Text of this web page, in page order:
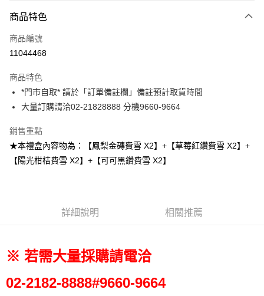
Apple Pay
街口支付
Google Pay
全盈+PAY
大哥付你分期
相關說明
1.本服務由台灣大哥大提供，台灣大哥大用戶可立即使用無須另外申請。
3.實際核准額度、可分期數及費用金額請依後續交易確認頁面所載為準。
4.訂單成立30分鐘內，如未前往確認交易或遇審核未通過，訂單將自動取
【繳款方式說明】
1.分期款項不併入電信帳單，「大哥付你分期」於每月結算日後寄送繳費提
2.透過簡訊連結打開帳單後，可選擇「超商條碼／台灣大直營門市／銀行轉
AFTEE先享後付
【「AFTEE先享後付」結帳流程】
結帳頁面，進行簡訊認證並確認金額後，即可完成結帳。
付款後全家取貨
每筆NT$70，滿NT$899(含以上)免運費
付款後7-11取貨
商品特色
商品編號
11044468
商品特色
*門市自取* 請於「訂單備註欄」備註預計取貨時間
大量訂購請洽02-21828888 分機9660-9664
銷售重點
★本禮盒內容物為：【鳳梨金磚費雪 X2】+【草莓紅鑽費雪 X2】+
【陽光柑桔費雪 X2】+【可可黑鑽費雪 X2】
詳細說明 相關推薦
※ 若需大量採購請電洽
02-2182-8888#9660-9664